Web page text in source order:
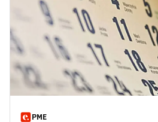
PME